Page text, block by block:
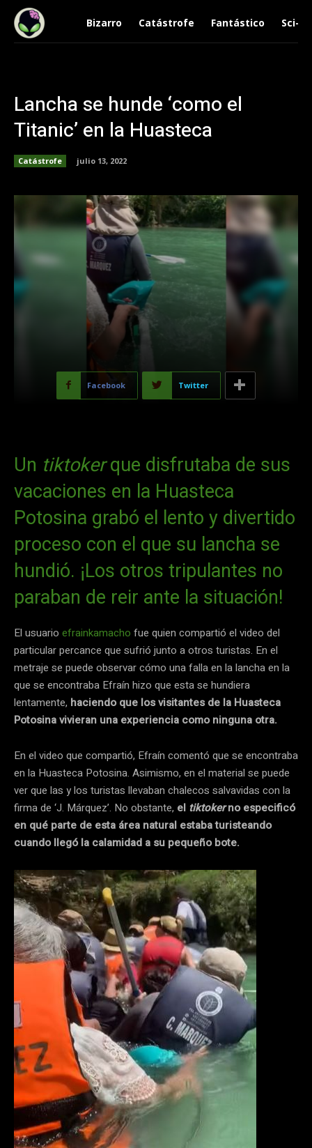
Bizarro Catástrofe Fantástico Sci-Fi
Lancha se hunde ‘como el
Titanic’ en la Huasteca
Catástrofe julio 13, 2022
Facebook Twitter
Un tiktokerque disfrutaba de sus
vacaciones en la Huasteca
Potosina grabó el lento y divertido
proceso con el que su lancha se
hundió. ¡Los otros tripulantes no
paraban de reir ante la situación!
El usuario efrainkamacho fue quien compartió el video del
particular percance que sufrió junto a otros turistas. En el
metraje se puede observar cómo una falla en la lancha en la
que se encontraba Efraín hizo que esta se hundiera
lentamente, haciendo que los visitantes de la Huasteca
Potosina vivieran una experiencia como ninguna otra.
En el video que compartió, Efraín comentó que se encontraba
en la Huasteca Potosina. Asimismo, en el material se puede
ver que las y los turistas llevaban chalecos salvavidas con la
firma de ‘J. Márquez’. No obstante, el tiktokerno especificó
en qué parte de esta área natural estaba turisteando
cuando llegó la calamidad a su pequeño bote.